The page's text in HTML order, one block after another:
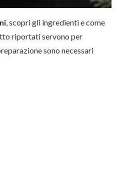
, scopri gli ingredienti e come
riportati servono per
sono necessari